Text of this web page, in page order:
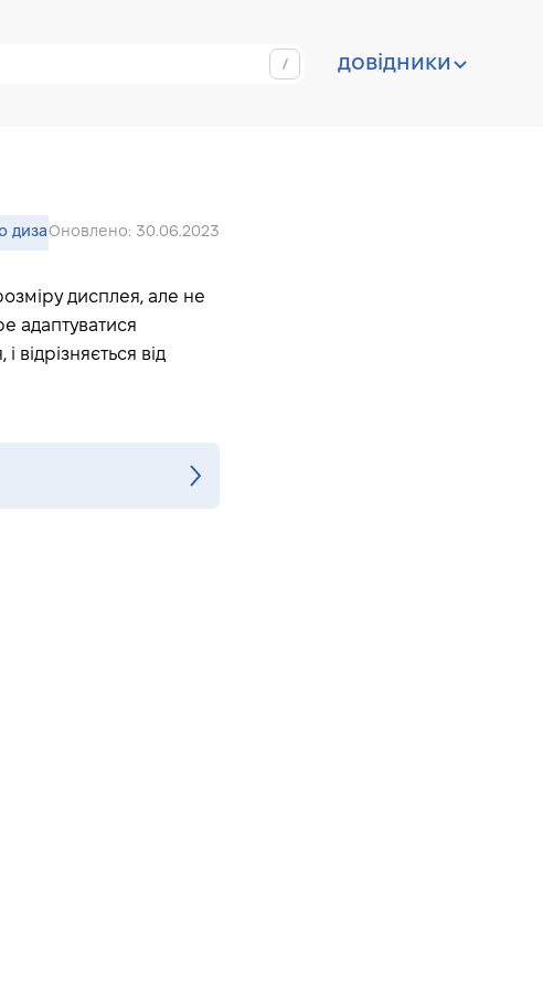
довідники
дизайн емейлів
Оновлено: 30.06.2023
дисплея, але не
адаптуватися
від